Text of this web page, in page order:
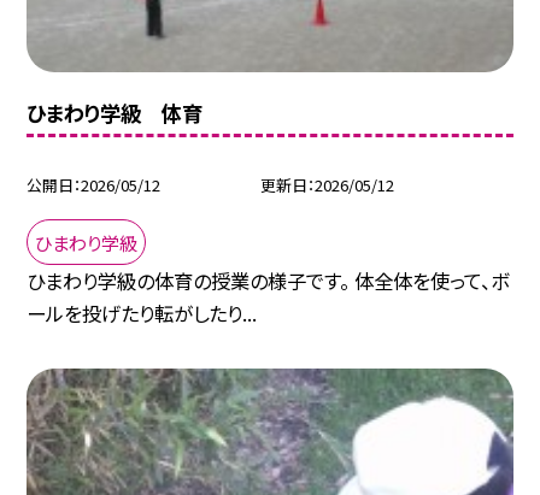
ひまわり学級 体育
公開日 2026/05/12 更新日 2026/05/12
ひまわり学級
ひまわり学級の体育の授業の様子です。 体全体を使って、ボ
ールを投げたり転がしたり...